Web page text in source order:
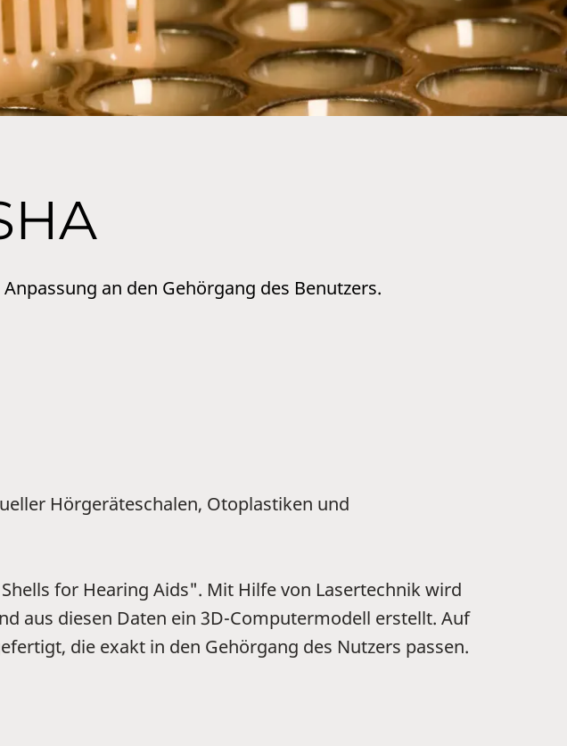
an den Gehörgang des Benutzers.
Hörgeräteschalen, Otoplastiken und
for Hearing Aids". Mit Hilfe von Lasertechnik wird
aus diesen Daten ein 3D-Computermodell erstellt. Auf
die exakt in den Gehörgang des Nutzers passen.